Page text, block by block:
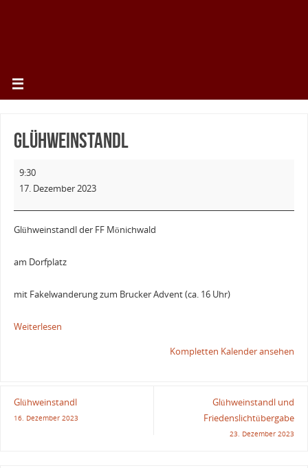
Glühweinstandl
9:30
17. Dezember 2023
Glühweinstandl der FF Mönichwald
am Dorfplatz
mit Fakelwanderung zum Brucker Advent (ca. 16 Uhr)
Weiterlesen
Kompletten Kalender ansehen
Glühweinstandl
16. Dezember 2023
Glühweinstandl und
Friedenslichtübergabe
23. Dezember 2023